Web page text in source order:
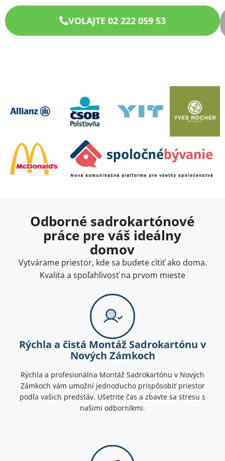
VOLAJTE 02 222 059 53
Odborné sadrokartónové
práce pre váš ideálny
domov
Vytvárame priestor, kde sa budete cítiť ako doma.
Kvalita a spoľahlivosť na prvom mieste
Rýchla a čistá Montáž Sadrokartónu v
Nových Zámkoch
Rýchla a profesionálna Montáž Sadrokartónu v Nových
Zámkoch vám umožní jednoducho prispôsobiť priestor
podľa vašich predstáv. Ušetrite čas a zbavte sa stresu s
našimi odborníkmi.